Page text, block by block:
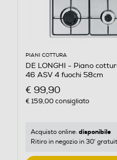
PIANI COTTURA
DE LONGHI - Piano
46 ASV 4 fuochi 58cm
€ 99,90
€ 159,00consigliato
Acquisto online: disponibile
Ritiro in negozio in 30'